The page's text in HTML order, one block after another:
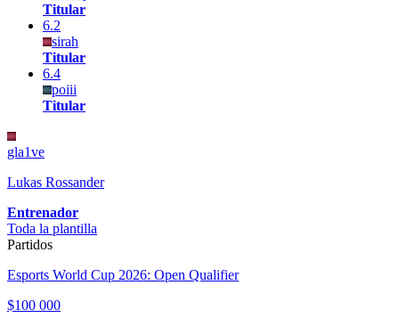
Titular
6.2
sirah
Titular
6.4
poiii
Titular
gla1ve
Lukas Rossander
Entrenador
Toda la plantilla
Partidos
Esports World Cup 2026: Open Qualifier
$100 000